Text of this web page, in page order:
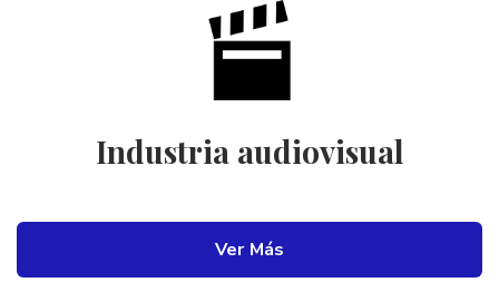
Industria audiovisual
Ver Más